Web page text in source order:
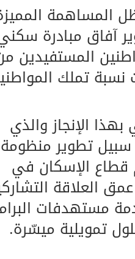
المساهمة
آفاق مبادرة
المستفيدين
نسبة تملك
الإنجاز والذي
سبيل تطوير منظومة
قطاع الإسكان في
العلاقة
مستهدفات
تمويلية ميسّرة.